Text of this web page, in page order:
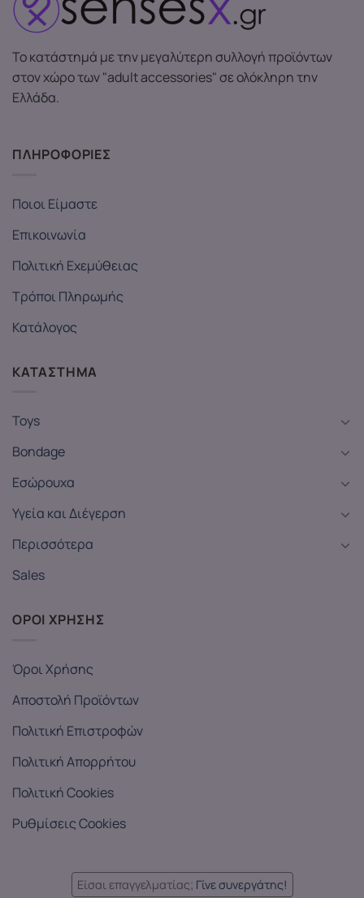
Το κατάστημά με την μεγαλύτερη συλλογή προϊόντων
στον χώρο των "adult accessories" σε ολόκληρη την
Ελλάδα.
ΠΛΗΡΟΦΟΡΙΕΣ
Ποιοι Είμαστε
Επικοινωνία
Πολιτική Εχεμύθειας
Τρόποι Πληρωμής
Κατάλογος
ΚΑΤΑΣΤΗΜΑ
Toys
Bondage
Εσώρουχα
Υγεία και Διέγερση
Περισσότερα
Sales
ΟΡΟΙ ΧΡΗΣΗΣ
Όροι Χρήσης
Αποστολή Προϊόντων
Πολιτική Επιστροφών
Πολιτική Απορρήτου
Πολιτική Cookies
Ρυθμίσεις Cookies
Είσαι επαγγελματίας; Γίνε συνεργάτης!